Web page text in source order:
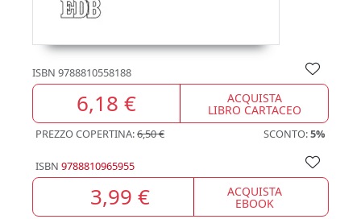
ISBN 9788810558188
6,18 € ACQUISTA
LIBRO CARTACEO
PREZZO COPERTINA:6,50 € SCONTO:5%
ISBN 9788810965955
3,99 € ACQUISTA
EBOOK